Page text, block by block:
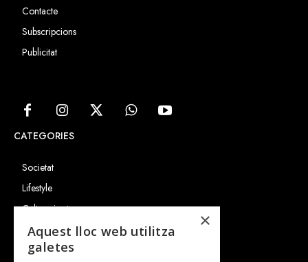
Contacte
Subscripcions
Publicitat
CATEGORIES
Societat
Lifestyle
Cultura i art
Entrevistes
Gastronomia
×
Aquest lloc web utilitza
galetes